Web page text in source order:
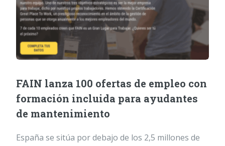
FAIN lanza 100 ofertas de empleo con
formación incluida para ayudantes
de mantenimiento
España se sitúa por debajo de los 2,5 millones de